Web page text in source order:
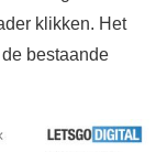
klikken. Het
bestaande